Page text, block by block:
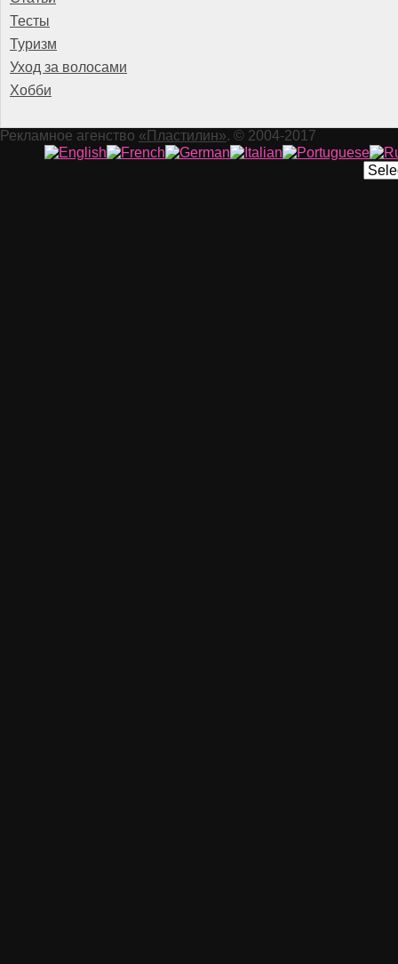
Тесты
Туризм
Уход за волосами
Хобби
Рекламное агенство «Пластилин». © 2004-2017